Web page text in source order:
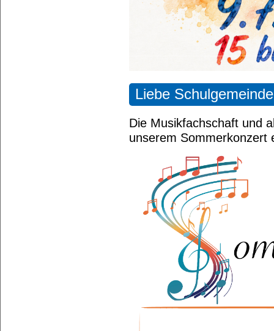
Liebe
Die Musikfachschaft und
unserem Sommerkonzert